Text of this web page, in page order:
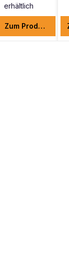
erhältlich
Zum Produkt